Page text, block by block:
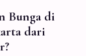
Bunga di
dari